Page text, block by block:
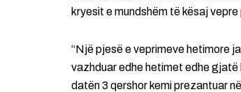
kryesit e mundshëm të kësaj vepre
“Një pjesë e veprimeve hetimore
vazhduar edhe hetimet edhe gjatë
datën 3 qershor kemi prezantuar